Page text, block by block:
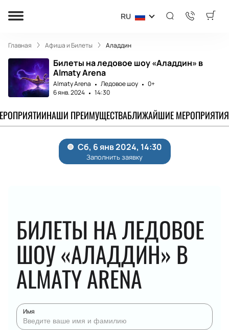
RU
Главная Афиша и Билеты Аладдин
Билеты на ледовое шоу «Аладдин» в
Almaty Arena
Almaty Arena Ледовое шоу
0+
6 янв. 2024
14:30
НАШИ ПРЕИМУЩЕСТВАБЛИЖАЙШИЕ МЕРОПРИЯТИЯ
БИЛЕТЫ НА ЛЕДОВОЕ
ШОУ «АЛАДДИН» В
ALMATY ARENA
Имя